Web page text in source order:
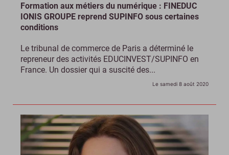
Formation aux métiers du numérique : FINEDUC
IONIS GROUPE reprend SUPINFO sous certaines
conditions
Le tribunal de commerce de Paris a déterminé le
repreneur des activités EDUCINVEST/SUPINFO en
France. Un dossier qui a suscité des...
Le samedi 8 août 2020